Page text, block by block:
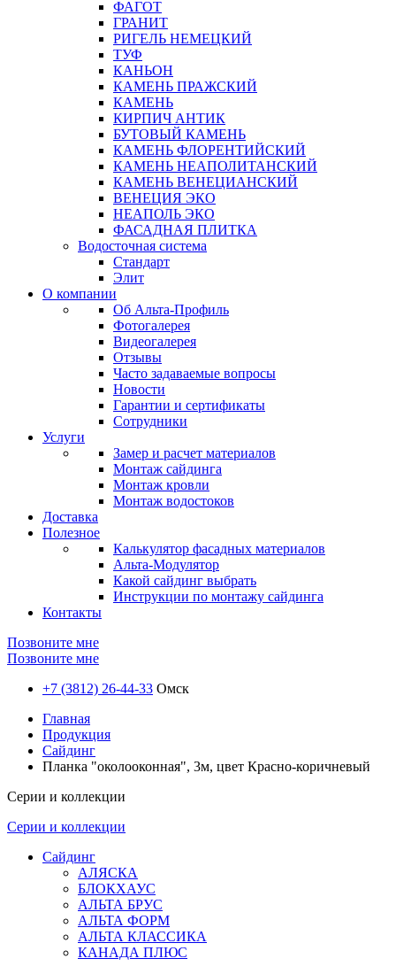
ФАГОТ
ГРАНИТ
РИГЕЛЬ НЕМЕЦКИЙ
ТУФ
КАНЬОН
КАМЕНЬ ПРАЖСКИЙ
КАМЕНЬ
КИРПИЧ АНТИК
БУТОВЫЙ КАМЕНЬ
КАМЕНЬ ФЛОРЕНТИЙСКИЙ
КАМЕНЬ НЕАПОЛИТАНСКИЙ
КАМЕНЬ ВЕНЕЦИАНСКИЙ
ВЕНЕЦИЯ ЭКО
НЕАПОЛЬ ЭКО
ФАСАДНАЯ ПЛИТКА
Водосточная система
Стандарт
Элит
О компании
Об Альта-Профиль
Фотогалерея
Видеогалерея
Отзывы
Часто задаваемые вопросы
Новости
Гарантии и сертификаты
Сотрудники
Услуги
Замер и расчет материалов
Монтаж сайдинга
Монтаж кровли
Монтаж водостоков
Доставка
Полезное
Калькулятор фасадных материалов
Альта-Модулятор
Какой сайдинг выбрать
Инструкции по монтажу сайдинга
Контакты
Позвоните мне
Позвоните мне
+7 (3812) 26-44-33 Омск
Главная
Продукция
Сайдинг
Планка "околооконная", 3м, цвет Красно-коричневый
Серии и коллекции
Серии и коллекции
Сайдинг
АЛЯСКА
БЛОКХАУС
АЛЬТА БРУС
АЛЬТА ФОРМ
АЛЬТА КЛАССИКА
КАНАДА ПЛЮС